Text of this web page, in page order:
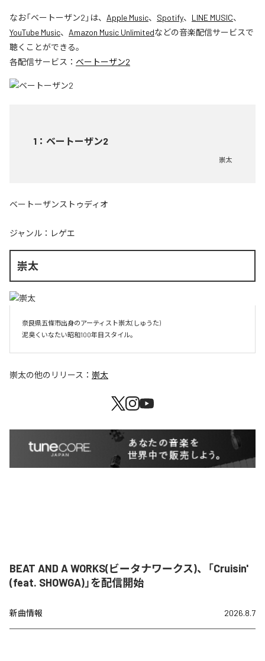
なお「ベートーザン2 」は、 Apple Music、 Spotify、 LINE MUSIC、
YouTube Music、 Amazon Music Unlimitedなどの音楽配信サービスで
聴くことができる。
各配信サービス： ベートーザン2
1 ： ベートーザン2
崇太
ベートーザンストゥディオ
ジャンル： レゲエ
崇太
奈良県五條市出身のアーティスト崇太(しゅうた)
崇太の他のリリース： 崇太
BEAT AND A WORKS(ビータナワークス)、「Cruisin'
(feat. SHOWGA)」を配信開始
新曲情報 2026.8.7